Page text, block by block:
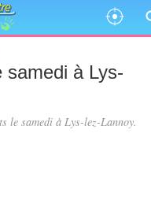
samedi à Lys-
le samedi à Lys-lez-Lannoy.